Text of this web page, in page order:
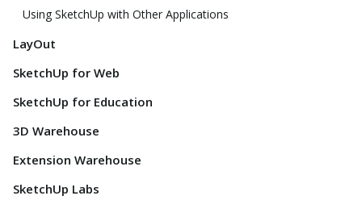
Using SketchUp with Other Applications
LayOut
SketchUp for Web
SketchUp for Education
3D Warehouse
Extension Warehouse
SketchUp Labs